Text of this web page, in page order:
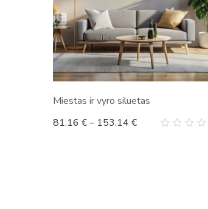
Miestas ir vyro siluetas
81.16 €– 153.14 €